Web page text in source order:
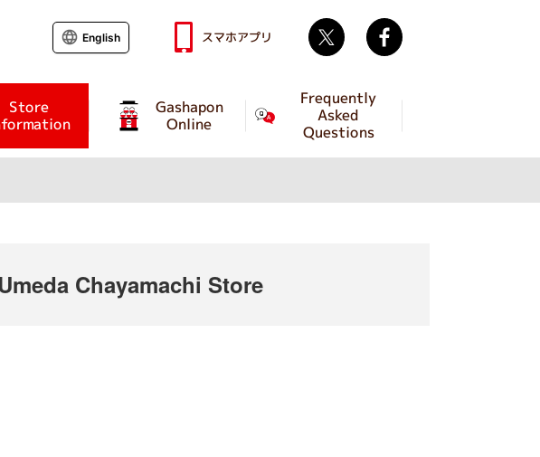
Store Gashapon
Online
Frequently
Asked
Questions
English スマホアプリ Twitter
Chayamachi Store